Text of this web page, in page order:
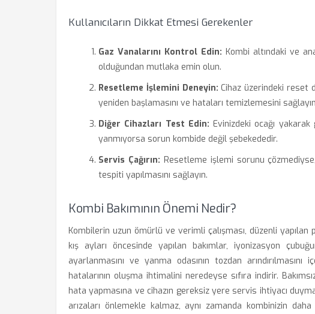
Kullanıcıların Dikkat Etmesi Gerekenler
Gaz Vanalarını Kontrol Edin: Kombi altındaki ve
olduğundan mutlaka emin olun.
Resetleme İşlemini Deneyin: Cihaz üzerindeki reset
yeniden başlamasını ve hataları temizlemesini
Diğer Cihazları Test Edin: Evinizdeki ocağı
yanmıyorsa sorun kombide değil şebekededir.
Servis Çağırın: Resetleme işlemi sorunu
tespiti yapılmasını sağlayın.
Kombi Bakımının Önemi Nedir?
Kombilerin uzun ömürlü ve verimli çalışması, düzenli
kış ayları öncesinde yapılan bakımlar, iyonizasyon
ayarlanmasını ve yanma odasının tozdan
hatalarının oluşma ihtimalini neredeyse sıfıra indirir.
hata yapmasına ve cihazın gereksiz yere servis ihtiyacı
arızaları önlemekle kalmaz, aynı zamanda kombinizin